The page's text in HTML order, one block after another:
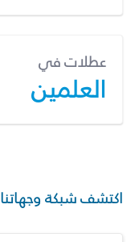
عطلات في
العلمين
اكتشف شبكة وجهاتنا